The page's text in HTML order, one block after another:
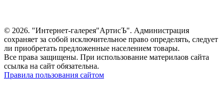
© 2026. "Интернет-галерея"АртисЪ". Администрация
сохраняет за собой исключительное право определять, следует
ли приобретать предложенные населением товары.
Все права защищены. При использование материлаов сайта
ссылка на сайт обязательна.
Правила пользования сайтом